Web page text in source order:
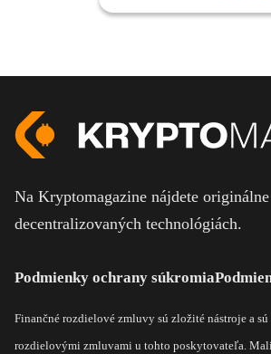
Na Kryptomagazine nájdete
decentralizovaných technológiách.
Podmienky ochrany súkromia
Finančné rozdielové zmluvy sú zložité nástroje a
rozdielovými zmluvami u tohto poskytovateľa.